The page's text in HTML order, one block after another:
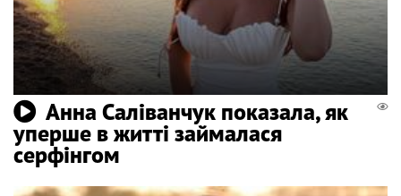
Анна Саліванчук показала, як
уперше в житті займалася
серфінгом